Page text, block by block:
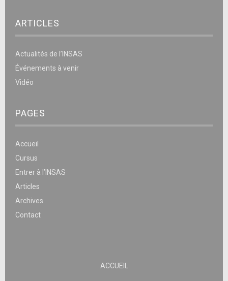
ARTICLES
Actualités de l’INSAS
Événements à venir
Vidéo
PAGES
Accueil
Cursus
Entrer à l’INSAS
Articles
Archives
Contact
ACCUEIL